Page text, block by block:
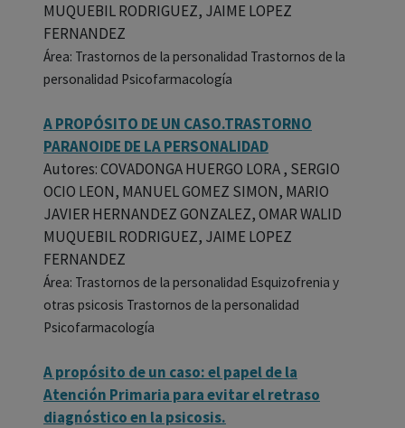
MUQUEBIL RODRIGUEZ, JAIME LOPEZ
FERNANDEZ
Área: Trastornos de la personalidad Trastornos de la
personalidad Psicofarmacología
A PROPÓSITO DE UN CASO.TRASTORNO
PARANOIDE DE LA PERSONALIDAD
Autores: COVADONGA HUERGO LORA , SERGIO
OCIO LEON, MANUEL GOMEZ SIMON, MARIO
JAVIER HERNANDEZ GONZALEZ, OMAR WALID
MUQUEBIL RODRIGUEZ, JAIME LOPEZ
FERNANDEZ
Área: Trastornos de la personalidad Esquizofrenia y
otras psicosis Trastornos de la personalidad
Psicofarmacología
A propósito de un caso: el papel de la
Atención Primaria para evitar el retraso
diagnóstico en la psicosis.